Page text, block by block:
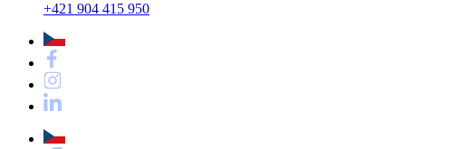
+421 904 415 950